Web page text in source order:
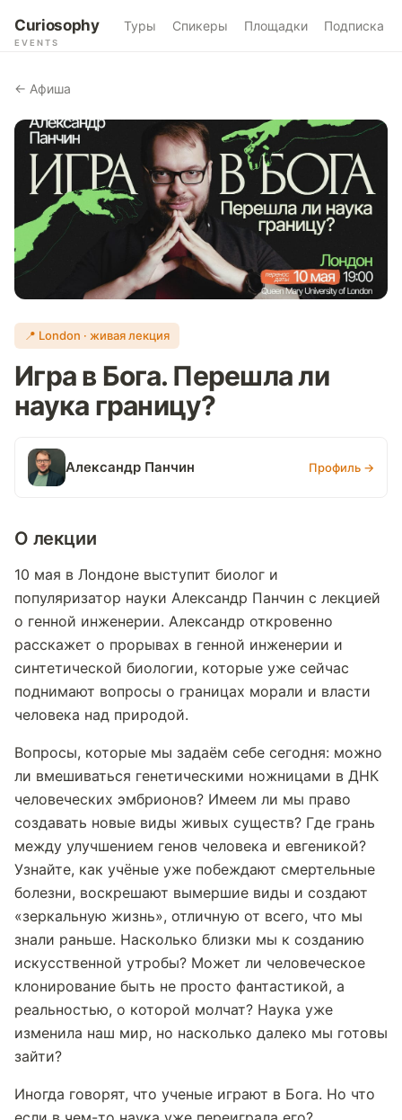
Curiosophy
EVENTS
Туры Спикеры Площадки Подписка
← Афиша
📍 London · живая лекция
Игра в Бога. Перешла ли
наука границу?
Александр Панчин Профиль →
О лекции
10 мая в Лондоне выступит биолог и
популяризатор науки Александр Панчин с лекцией
о генной инженерии. Александр откровенно
расскажет о прорывах в генной инженерии и
синтетической биологии, которые уже сейчас
поднимают вопросы о границах морали и власти
человека над природой.
Вопросы, которые мы задаём себе сегодня: можно
ли вмешиваться генетическими ножницами в ДНК
человеческих эмбрионов? Имеем ли мы право
создавать новые виды живых существ? Где грань
между улучшением генов человека и евгеникой?
Узнайте, как учёные уже побеждают смертельные
болезни, воскрешают вымершие виды и создают
«зеркальную жизнь», отличную от всего, что мы
знали раньше. Насколько близки мы к созданию
искусственной утробы? Может ли человеческое
клонирование быть не просто фантастикой, а
реальностью, о которой молчат? Наука уже
изменила наш мир, но насколько далеко мы готовы
зайти?
Иногда говорят, что ученые играют в Бога. Но что